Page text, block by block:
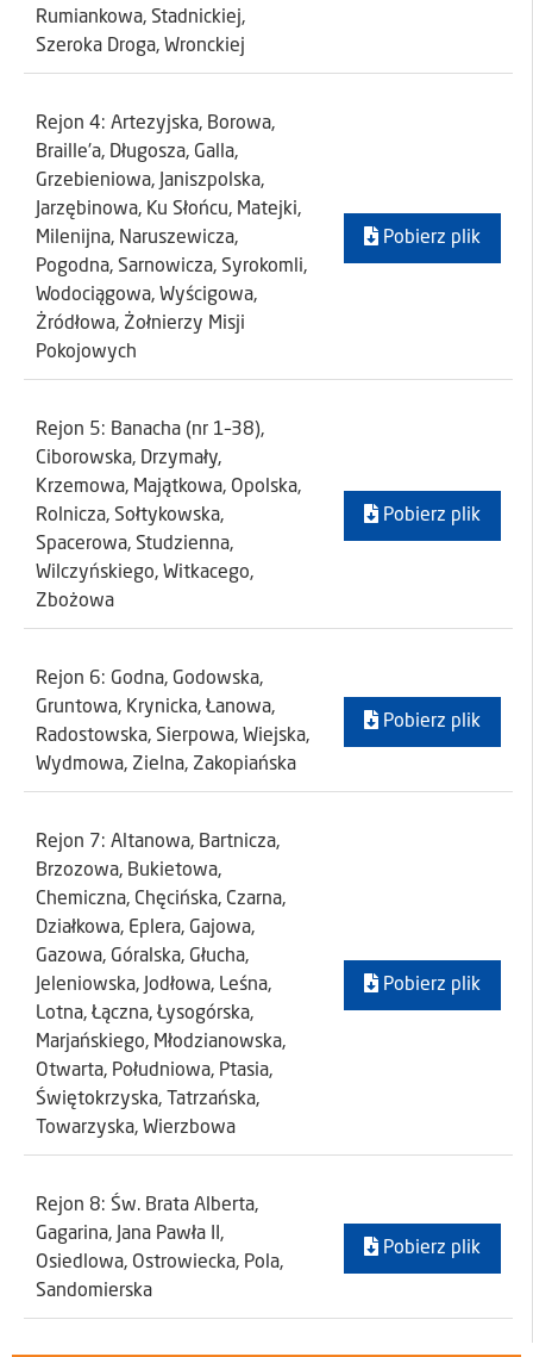
Rumiankowa, Stadnickiej,
Szeroka Droga, Wronckiej
Rejon 4: Artezyjska, Borowa,
Braille'a, Długosza, Galla,
Grzebieniowa, Janiszpolska,
Jarzębinowa, Ku Słońcu, Matejki,
Milenijna, Naruszewicza,
Pogodna, Sarnowicza, Syrokomli,
Wodociągowa, Wyścigowa,
Żródłowa, Żołnierzy Misji
Pokojowych
Pobierz plik
Rejon 5: Banacha (nr 1–38),
Ciborowska, Drzymały,
Krzemowa, Majątkowa, Opolska,
Rolnicza, Sołtykowska,
Spacerowa, Studzienna,
Wilczyńskiego, Witkacego,
Zbożowa
Pobierz plik
Rejon 6: Godna, Godowska,
Gruntowa, Krynicka, Łanowa,
Radostowska, Sierpowa, Wiejska,
Wydmowa, Zielna, Zakopiańska
Pobierz plik
Rejon 7: Altanowa, Bartnicza,
Brzozowa, Bukietowa,
Chemiczna, Chęcińska, Czarna,
Działkowa, Eplera, Gajowa,
Gazowa, Góralska, Głucha,
Jeleniowska, Jodłowa, Leśna,
Lotna, Łączna, Łysogórska,
Marjańskiego, Młodzianowska,
Otwarta, Południowa, Ptasia,
Świętokrzyska, Tatrzańska,
Towarzyska, Wierzbowa
Pobierz plik
Rejon 8: Św. Brata Alberta,
Gagarina, Jana Pawła II,
Osiedlowa, Ostrowiecka, Pola,
Sandomierska
Pobierz plik